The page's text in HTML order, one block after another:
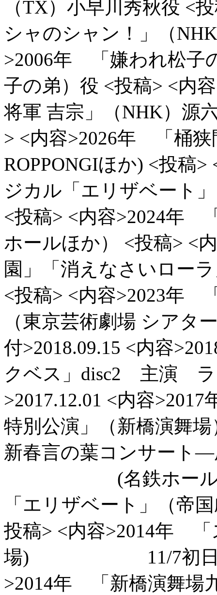
（TX）小早川秀秋役 <
シャのシャン！」（
>2006年 「嫌われ松子
子の弟）役 <投稿> <内
将軍 吉宗」（NHK）源
> <内容>2026年 「桶狭
ROPPONGIほか) <投稿>
ジカル「エリザベート
<投稿> <内容>2024年
ホールほか）
<投稿> <
園」「消えなさいロー
<投稿> <内容>2023
（東京芸術劇場 シアタ
付>2018.09.15 <内容
クベス」disc2 主演 ラ
>2017.12.01 <内容
特別公演」（新橋演舞場
新春言の葉コンサート
(名鉄ホール
「エリザベート」（帝
投稿> <内容>2014年 「
場) 11/7初日～
>2014年 「新橋演舞場